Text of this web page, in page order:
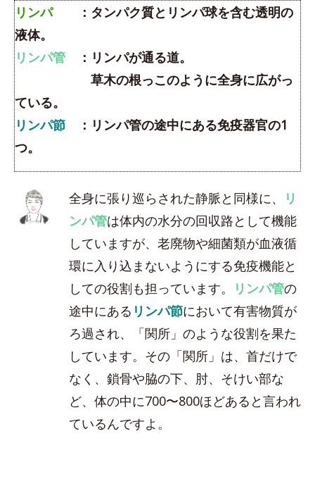
リンパ：タンパク質とリンパ球を含む透明の
液体。
リンパ管 ：リンパが通る道。
草木の根っこのように全身に広がっ
ている。
リンパ節 ：リンパ管の途中にある免疫器官の1
つ。
全身に張り巡らされた静脈と同様に、
リ
ンパ管は体内の水分の回収路として機能
していますが、老廃物や細菌類が血液循
環に入り込まないようにする免疫機能と
しての役割も担っています。
リンパ管の
途中にある リンパ節において有害物質が
ろ過され、「関所」のような役割を果た
しています。その「関所」は、首だけで
なく、鎖骨や脇の下、肘、そけい部な
ど、体の中に700〜800ほどあると言われ
ているんですよ。